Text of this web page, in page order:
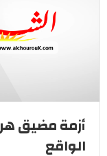
أزمة مضيق
الواقع